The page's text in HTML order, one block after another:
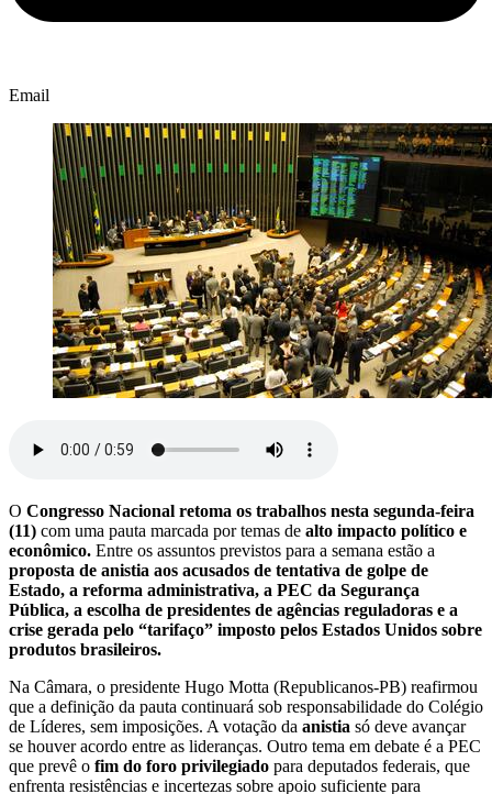
Email
O Congresso Nacional retoma os trabalhos nesta segunda-feira
(11) com uma pauta marcada por temas de alto impacto político e
econômico. Entre os assuntos previstos para a semana estão a
proposta de anistia aos acusados de tentativa de golpe de
Estado, a reforma administrativa, a PEC da Segurança
Pública, a escolha de presidentes de agências reguladoras e a
crise gerada pelo “tarifaço” imposto pelos Estados Unidos sobre
produtos brasileiros.
Na Câmara, o presidente Hugo Motta (Republicanos-PB) reafirmou
que a definição da pauta continuará sob responsabilidade do Colégio
de Líderes, sem imposições. A votação da anistia só deve avançar
se houver acordo entre as lideranças. Outro tema em debate é a PEC
que prevê o fim do foro privilegiado para deputados federais, que
enfrenta resistências e incertezas sobre apoio suficiente para